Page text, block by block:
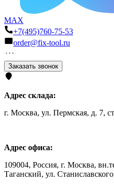
MAX
+7(495)760-75-53
order@fix-tool.ru
Заказать звонок
Адрес склада:
г. Москва, ул. Пермская, д. 7,
Адрес офиса:
109004, Россия, г. Москва,
Таганский, ул.